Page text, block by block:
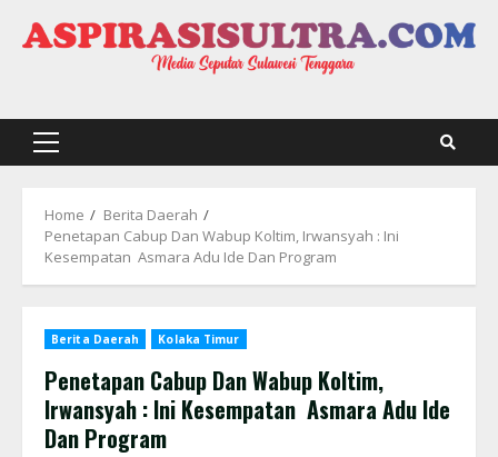
Primary
Home
Berita Daerah
Penetapan Cabup Dan Wabup Koltim, Irwansyah : Ini
Kesempatan Asmara Adu Ide Dan Program
Berita Daerah Kolaka Timur
Penetapan Cabup Dan Wabup Koltim,
Irwansyah : Ini Kesempatan Asmara Adu Ide
Dan Program